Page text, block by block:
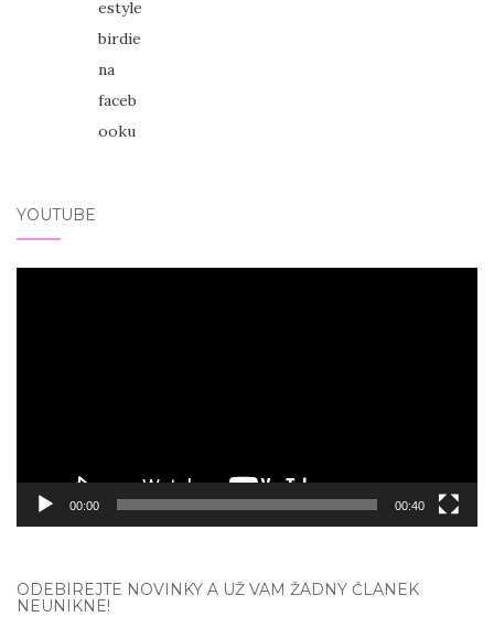
YOUTUBE
00:00 00:40
ODEBÍREJTE NOVINKY A UŽ VÁM ŽÁDNÝ ČLÁNEK
NEUNIKNE!